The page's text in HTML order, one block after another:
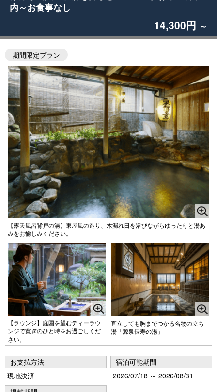
内～お食事なし
14,300円 ～
期間限定プラン
【露天風呂背戸の湯】東屋風の造り、木漏れ日を浴びながらゆったりと湯あ
みをお愉しみください。
【ラウンジ】庭園を望むティーラウ
ンジで寛ぎのひと時をお過ごしくだ
さい。
直立しても胸までつかる名物の立ち
湯「源泉長寿の湯」
お支払方法
現地決済
宿泊可能期間
2026/07/18 ～ 2026/08/31